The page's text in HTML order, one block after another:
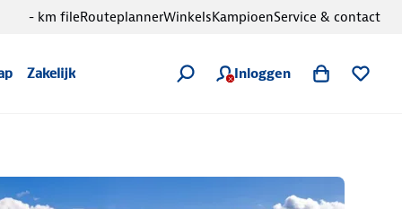
Zakelijk Inloggen
- km fileRouteplannerWinkelsKampioenService & contact